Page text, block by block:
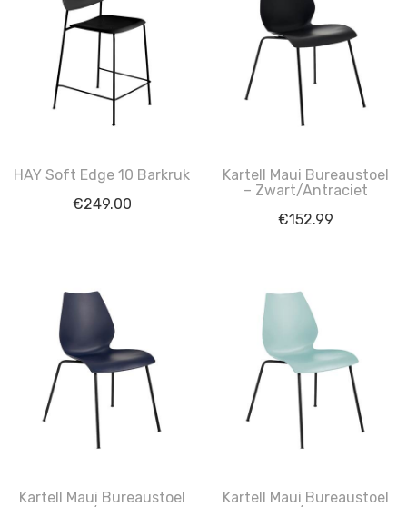
HAY Soft Edge 10 Barkruk
€249.00
Kartell Maui Bureaustoel
– Zwart/Antraciet
€152.99
Kartell Maui Bureaustoel
Kartell Maui Bureaustoel